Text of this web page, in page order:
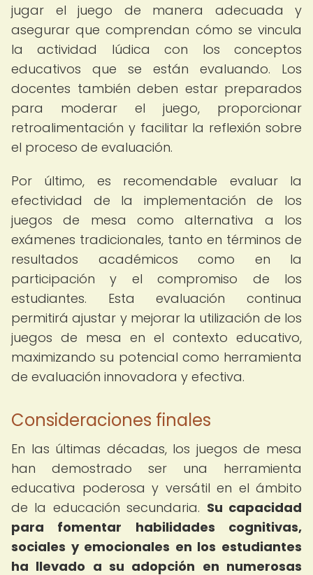
jugar el juego de manera adecuada y
asegurar que comprendan cómo se vincula
la actividad lúdica con los conceptos
educativos que se están evaluando. Los
docentes también deben estar preparados
para moderar el juego, proporcionar
retroalimentación y facilitar la reflexión sobre
el proceso de evaluación.
Por último, es recomendable evaluar la
efectividad de la implementación de los
juegos de mesa como alternativa a los
exámenes tradicionales, tanto en términos de
resultados académicos como en la
participación y el compromiso de los
estudiantes. Esta evaluación continua
permitirá ajustar y mejorar la utilización de los
juegos de mesa en el contexto educativo,
maximizando su potencial como herramienta
de evaluación innovadora y efectiva.
Consideraciones finales
En las últimas décadas, los juegos de mesa
han demostrado ser una herramienta
educativa poderosa y versátil en el ámbito
de la educación secundaria. Su capacidad
para fomentar habilidades cognitivas,
sociales y emocionales en los estudiantes
ha llevado a su adopción en numerosas